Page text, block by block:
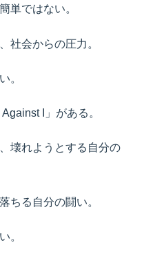
単ではない。
社会からの圧力。
。
I」がある。
壊れようとする自分の
ちる自分の闘い。
。